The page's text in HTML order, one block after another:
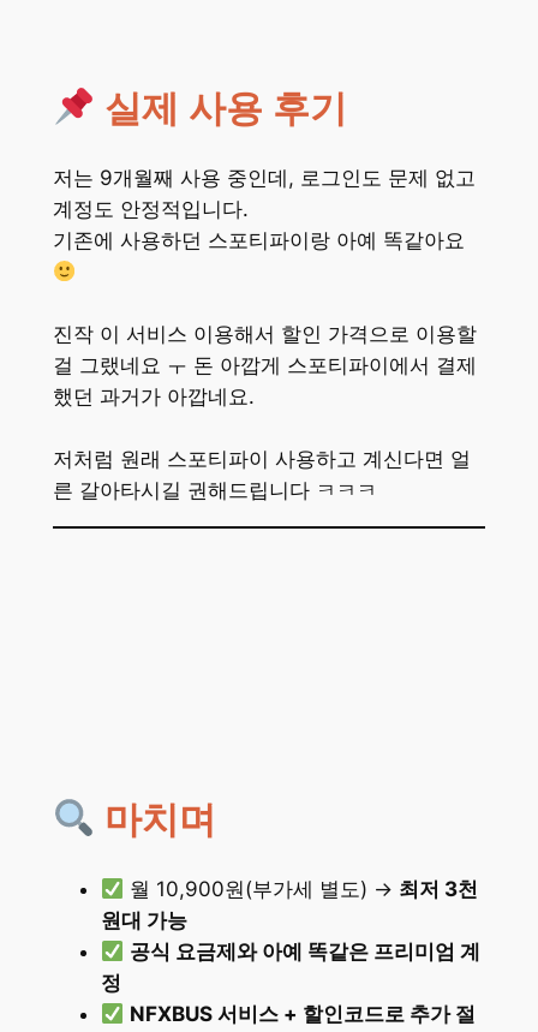
실제 사용 후기
저는 9개월째 사용 중인데, 로그인도 문제 없고
계정도 안정적입니다.
기존에 사용하던 스포티파이랑 아예 똑같아요
진작 이 서비스 이용해서 할인 가격으로 이용할
걸 그랬네요 ㅜ 돈 아깝게 스포티파이에서 결제
했던 과거가 아깝네요.
저처럼 원래 스포티파이 사용하고 계신다면 얼
른 갈아타시길 권해드립니다 ㅋㅋㅋ
마치며
월 10,900원(부가세 별도) → 최저 3천
원대 가능
공식 요금제와 아예 똑같은 프리미엄 계
정
NFXBUS 서비스 + 할인코드로 추가 절